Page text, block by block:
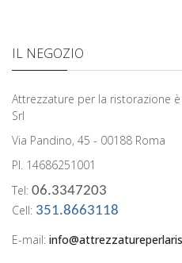
IL NEGOZIO
Attrezzature per la ristorazione è
Srl
Via Pandino, 45 - 00188 Roma
PI. 14686251001
Tel: 06.3347203
Cell: 351.8663118
E-mail: